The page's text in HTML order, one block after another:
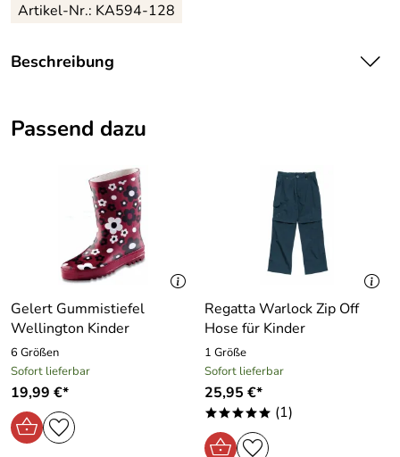
Artikel-Nr.: KA594-128
Beschreibung
Regatta Transfer Fleecejacke für
schöne Farbe, genau wie Kinder es mögen!Kuschelig
warme Kinder Fleecejacke aus 250 er Symmetry
Fleece.Antipill-Ausstattung. Ideal zum Spielen, durch
Windblocfutter vielseitig einsetzbar, besser isolierend als
eine normale Fleecejacke.
Besondere Eigenschaften der Kinder-Fleecejacke:
- 250 er Symmetry Fleece mit Taslan-Aufsätzen,
Beidseitig Antipill-Ausstattung
- winddichtes Polyesterfutter
- 2 tief angesetzte RV-Taschen und 1 RV-Brusttasche
- Farbe: rot
- Material: 100 % Polyester, Besatz: 100 % Polyamid,
Passend dazu
Gelert Gummistiefel
Wellington Kinder
6 Größen
Sofort lieferbar
19,99 €*
Regatta Warlock Zip Off
Hose für Kinder
1 Größe
Sofort lieferbar
25,95 €*
***** (1)